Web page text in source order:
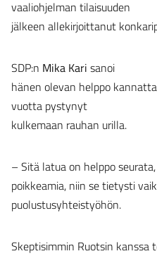
vaaliohjelman tilaisuuden
jälkeen allekirjoittanut
SDP:n Mika Kari sanoi
hänen olevan helppo
vuotta pystynyt
kulkemaan rauhan urilla.
– Sitä latua on helppo
poikkeamia, niin se tietysti
puolustusyhteistyöhön.
Skeptisimmin Ruotsin